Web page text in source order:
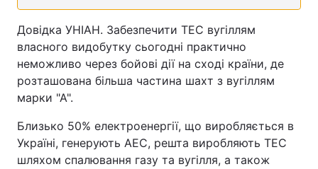
Довідка УНІАН. Забезпечити ТЕС вугіллям
власного видобутку сьогодні практично
неможливо через бойові дії на сході країни, де
розташована більша частина шахт з вугіллям
марки "А".
Близько 50% електроенергії, що виробляється в
Україні, генерують АЕС, решта виробляють ТЕС
шляхом спалювання газу та вугілля, а також